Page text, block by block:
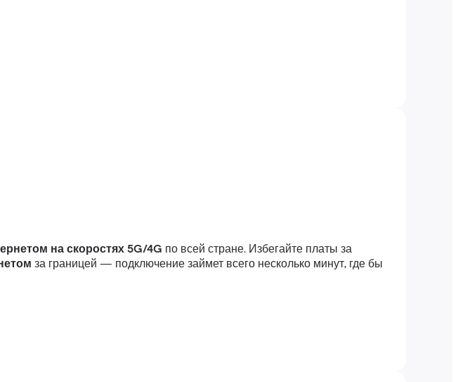
на скоростях 5G/4G по всей стране. Избегайте платы за
за границей — подключение займет всего несколько минут, где бы